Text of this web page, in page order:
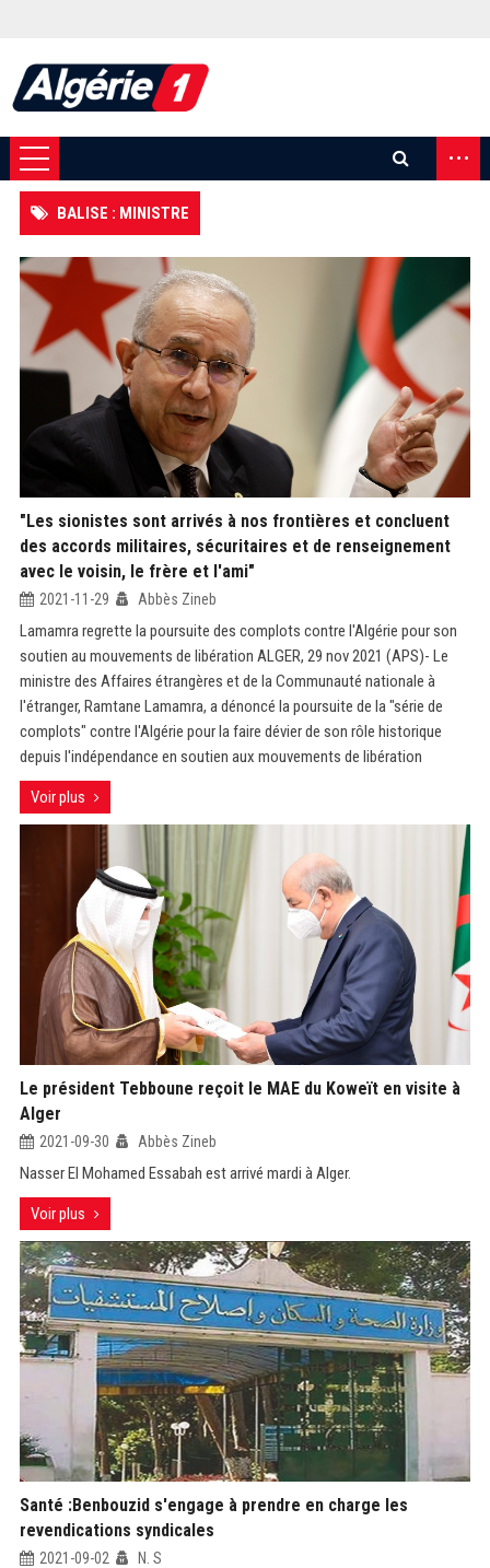
...
BALISE : MINISTRE
"Les sionistes sont arrivés à nos frontières et concluent
des accords militaires, sécuritaires et de renseignement
avec le voisin, le frère et l'ami"
2021-11-29 Abbès Zineb
Lamamra regrette la poursuite des complots contre l'Algérie pour son
soutien au mouvements de libération ALGER, 29 nov 2021 (APS)- Le
ministre des Affaires étrangères et de la Communauté nationale à
l'étranger, Ramtane Lamamra, a dénoncé la poursuite de la "série de
complots" contre l'Algérie pour la faire dévier de son rôle historique
depuis l'indépendance en soutien aux mouvements de libération
Voir plus
Le président Tebboune reçoit le MAE du Koweït en visite à
Alger
2021-09-30 Abbès Zineb
Nasser El Mohamed Essabah est arrivé mardi à Alger.
Voir plus
Santé :Benbouzid s'engage à prendre en charge les
revendications syndicales
2021-09-02 N. S